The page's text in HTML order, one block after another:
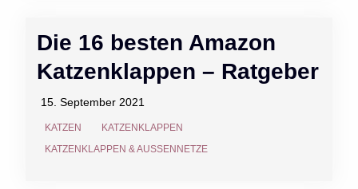
Die 16 besten Amazon
Katzenklappen – Ratgeber
15. September 2021
KATZEN
KATZENKLAPPEN
KATZENKLAPPEN & AUSSENNETZE